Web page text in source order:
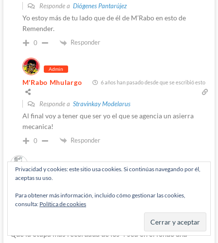
Responde a Diógenes Pantarújez
Yo estoy más de tu lado que de él de M’Rabo en esto de
Remender.
0 Responder
Admin
M'Rabo Mhulargo 6 años han pasado desde que se escribió esto
Responde a Stravinkay Modelarus
Al final voy a tener que ser yo el que se agencia un asierra
mecanica!
0 Responder
Zatannasay
En aquella época hubo en los 4 Fantasticos muchas ideas
buenas que se quedaron a la mitad o directamente que no
Que la etapa mas recordada de los 4 sea en el fondo una
Privacidad y cookies: este sitio usa cookies. Si continúas navegando por él,
aceptas su uso.
Para obtener más información, incluido cómo gestionar las cookies,
consulta: Política de cookies